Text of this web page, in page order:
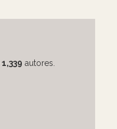
1,339 autores.